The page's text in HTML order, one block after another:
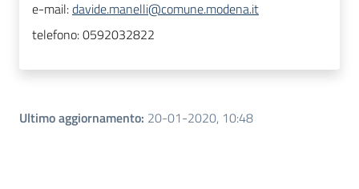
e-mail:davide.manelli@comune.modena.it
telefono:0592032822
Ultimo aggiornamento: 20-01-2020, 10:48